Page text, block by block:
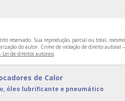
CALOR
reservado. Sua reprodução, parcial ou total, mesmo
do autor. Crime de violação de direito autoral –
Lei de direitos autorais.
de Calor
óleo lubrificante e pneumático